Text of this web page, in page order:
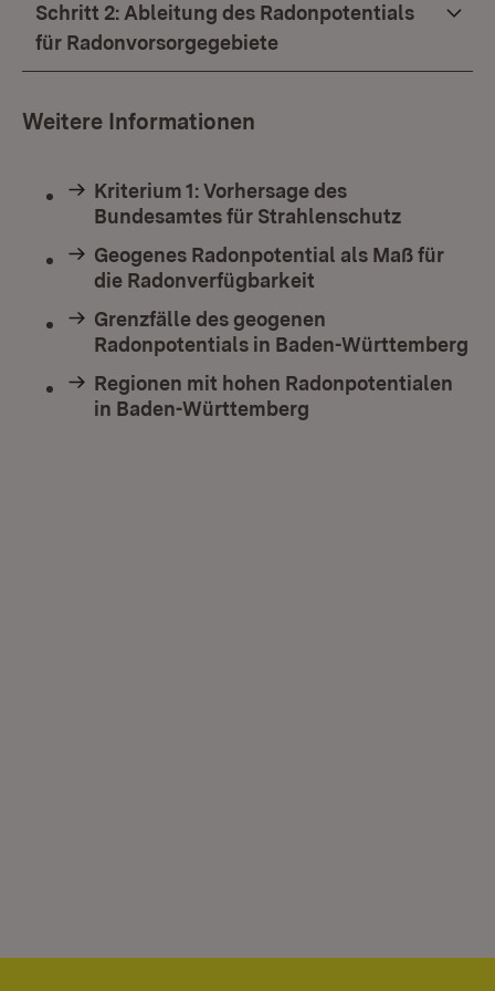
Schritt 2: Ableitung des Radonpotentials
für Radonvorsorgegebiete
Weitere Informationen
Kriterium 1: Vorhersage des
Bundesamtes für Strahlenschutz
Geogenes Radonpotential als Maß für
die Radonverfügbarkeit
Grenzfälle des geogenen
Radonpotentials in Baden-Württemberg
Regionen mit hohen Radonpotentialen
in Baden-Württemberg